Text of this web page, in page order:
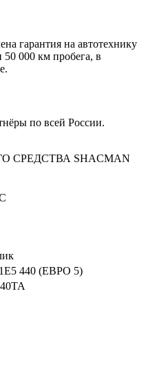
гарантия на автотехнику
50 000 км пробега, в
по всей России.
SHACMAN
440 (ЕВРО 5)